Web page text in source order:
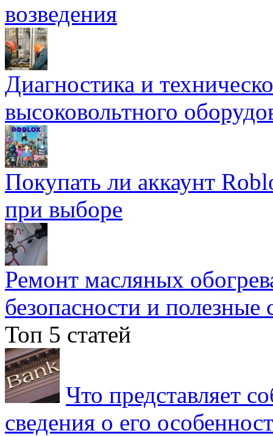
возведения
Диагностика и
высоковольтного
Покупать ли аккаунт
при выборе
Ремонт масляных
безопасности и полезные
Топ 5 статей
Что представляет
сведения о его